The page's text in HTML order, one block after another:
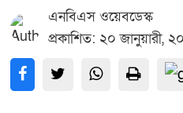
এনবিএস ওয়েবডেস্ক
প্রকাশিত: ২০ জানুয়ারী,